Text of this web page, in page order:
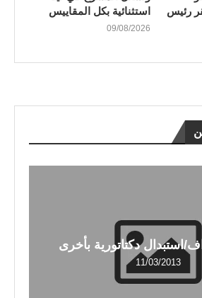
رئيس
استثنائية بكل المقاييس
09/08/2026
استبدال دكتاتورية بأخرى
11/03/2013